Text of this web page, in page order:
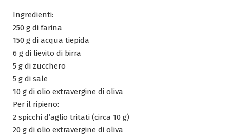
Ingredienti:
250 g di farina
150 g di acqua tiepida
6 g di lievito di birra
5 g di zucchero
5 g di sale
10 g di olio extravergine di oliva
Per il ripieno:
2 spicchi d’aglio tritati (circa 10 g)
20 g di olio extravergine di oliva